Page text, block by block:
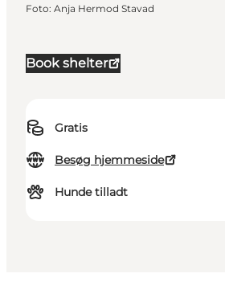
Book shelter
Gratis
Besøg hjemmeside
Hunde tilladt
Foto: Anja Hermod Stavad